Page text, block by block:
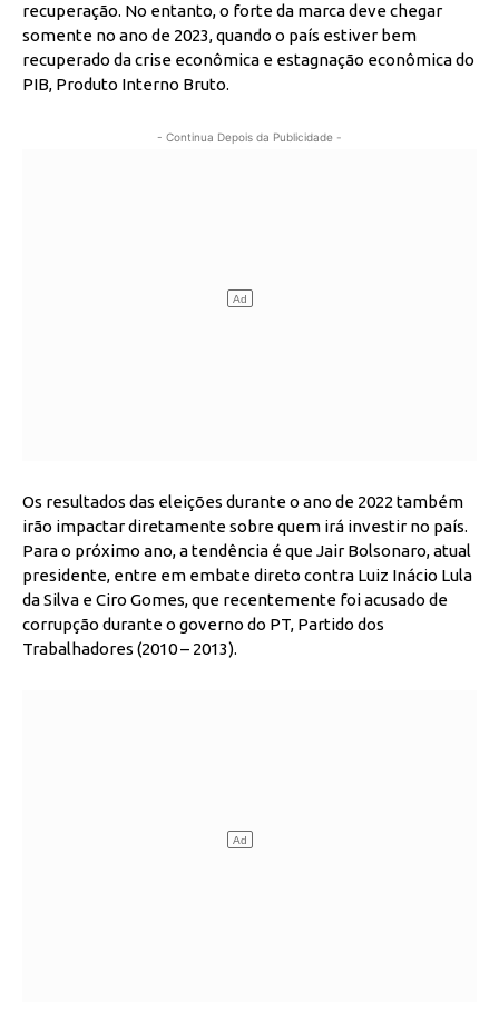
recuperação. No entanto, o forte da marca deve chegar
somente no ano de 2023, quando o país estiver bem
recuperado da crise econômica e estagnação econômica do
PIB, Produto Interno Bruto.
- Continua Depois da Publicidade -
Os resultados das eleições durante o ano de 2022 também
irão impactar diretamente sobre quem irá investir no país.
Para o próximo ano, a tendência é que Jair Bolsonaro, atual
presidente, entre em embate direto contra Luiz Inácio Lula
da Silva e Ciro Gomes, que recentemente foi acusado de
corrupção durante o governo do PT, Partido dos
Trabalhadores (2010 – 2013).